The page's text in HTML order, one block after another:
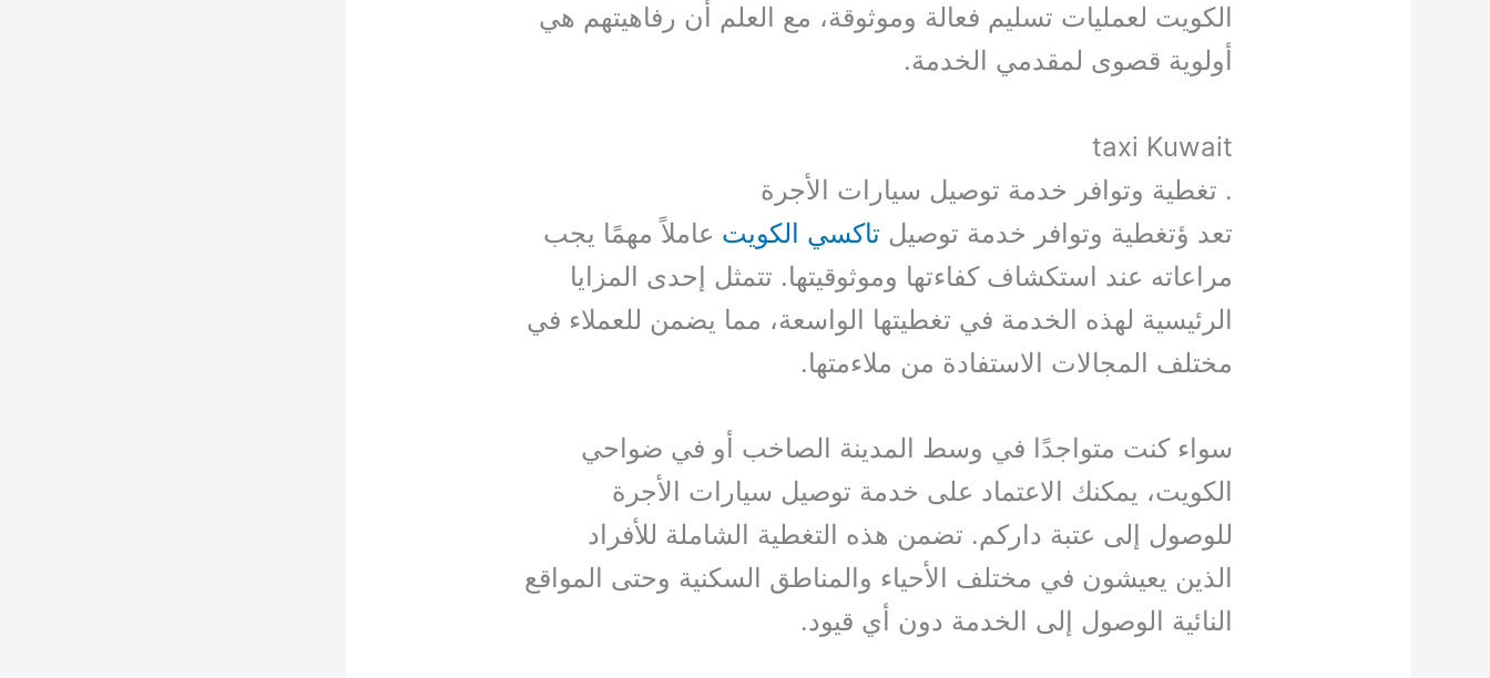
الكويت لعمليات تسليم فعالة وموثوقة، مع العلم أن رفاهيتهم هي
أولوية قصوى لمقدمي الخدمة.
taxi Kuwait
. تغطية وتوافر خدمة توصيل سيارات الأجرة
تعد ؤتغطية وتوافر خدمة توصيل تاكسي الكويت عاملاً مهمًا يجب
مراعاته عند استكشاف كفاءتها وموثوقيتها. تتمثل إحدى المزايا
الرئيسية لهذه الخدمة في تغطيتها الواسعة، مما يضمن للعملاء في
مختلف المجالات الاستفادة من ملاءمتها.
سواء كنت متواجدًا في وسط المدينة الصاخب أو في ضواحي
الكويت، يمكنك الاعتماد على خدمة توصيل سيارات الأجرة
للوصول إلى عتبة داركم. تضمن هذه التغطية الشاملة للأفراد
الذين يعيشون في مختلف الأحياء والمناطق السكنية وحتى المواقع
النائية الوصول إلى الخدمة دون أي قيود.